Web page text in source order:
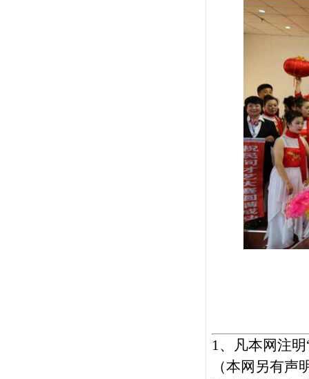
1、凡本网注
（本网另有